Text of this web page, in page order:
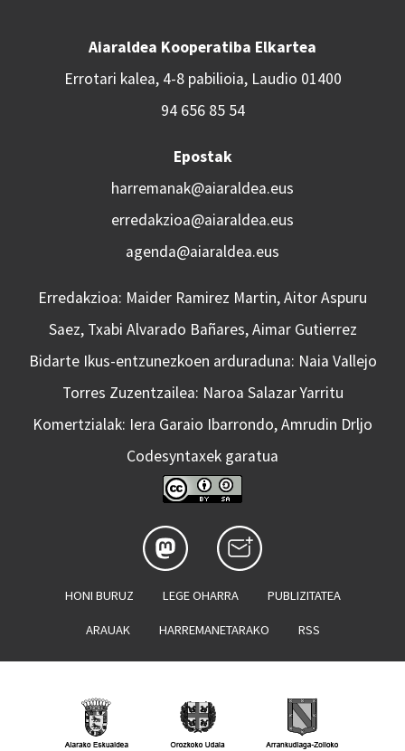
Aiaraldea Kooperatiba Elkartea
Errotari kalea, 4-8 pabilioia, Laudio 01400
94 656 85 54
Epostak
harremanak@aiaraldea.eus
erredakzioa@aiaraldea.eus
agenda@aiaraldea.eus
Erredakzioa: Maider Ramirez Martin, Aitor Aspuru
Saez, Txabi Alvarado Bañares, Aimar Gutierrez
Bidarte Ikus-entzunezkoen arduraduna: Naia Vallejo
Torres Zuzentzailea: Naroa Salazar Yarritu
Komertzialak: Iera Garaio Ibarrondo, Amrudin Drljo
Codesyntaxek garatua
HONI BURUZ LEGE OHARRA PUBLIZITATEA
ARAUAK HARREMANETARAKO RSS